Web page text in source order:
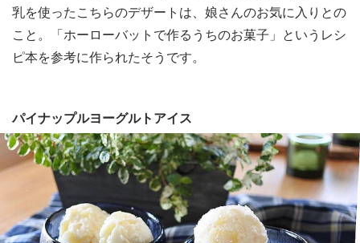
乳を使ったこちらのデザートは、娘さんのお気に入りとの
こと。「ホーローバットで作るうちのお菓子」というレシ
ピ本を参考に作られたそうです。
パイナップルヨーグルトアイス